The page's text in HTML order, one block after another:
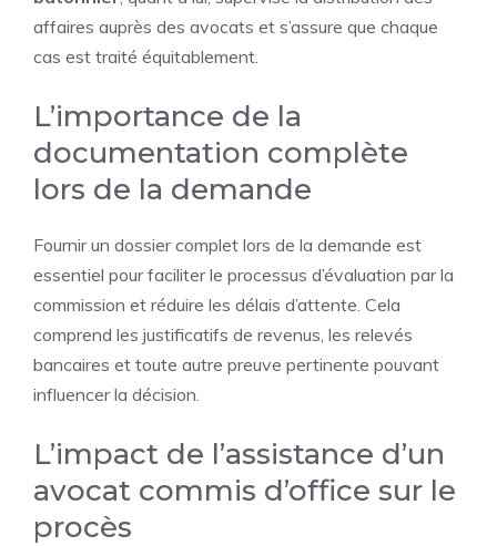
affaires auprès des avocats et s’assure que chaque
cas est traité équitablement.
L’importance de la
documentation complète
lors de la demande
Fournir un dossier complet lors de la demande est
essentiel pour faciliter le processus d’évaluation par la
commission et réduire les délais d’attente. Cela
comprend les justificatifs de revenus, les relevés
bancaires et toute autre preuve pertinente pouvant
influencer la décision.
L’impact de l’assistance d’un
avocat commis d’office sur le
procès